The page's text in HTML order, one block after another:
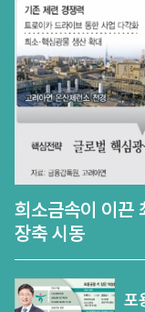
희소금속이 이끈
장축 시동
포